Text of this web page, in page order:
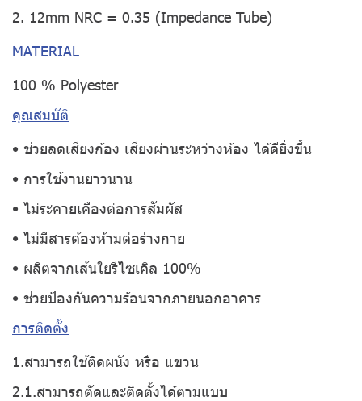
2. 12mm NRC = 0.35 (Impedance Tube)
MATERIAL
100 % Polyester
คุณสมบัติ
• ช่วยลดเสียงก้อง เสียงผ่านระหว่างห้อง ได้ดียิ่งขึ้น
• การใช้งานยาวนาน
• ไม่ระคายเคืองต่อการสัมผัส
• ไม่มีสารต้องห้ามต่อร่างกาย
• ผลิตจากเส้นใยรีไซเคิล 100%
• ช่วยป้องกันความร้อนจากภายนอกอาคาร
การติดตั้ง
1.สามารถใช้ติดผนัง หรือ แขวน
2.1.สามารถตัดและติดตั้งได้ตามแบบ